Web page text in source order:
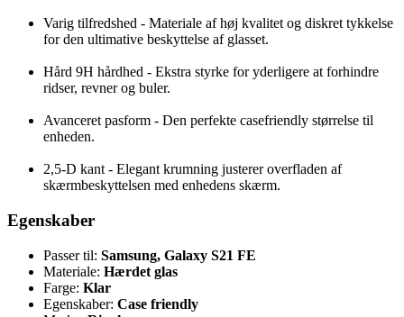
Varig tilfredshed - Materiale af høj kvalitet og diskret tykkelse
for den ultimative beskyttelse af glasset.
Hård 9H hårdhed - Ekstra styrke for yderligere at forhindre
ridser, revner og buler.
Avanceret pasform - Den perfekte casefriendly størrelse til
enheden.
2,5-D kant - Elegant krumning justerer overfladen af ​
skærmbeskyttelsen med enhedens skærm.
Egenskaber
Passer til: Samsung, Galaxy S21 FE
Materiale: Hærdet glas
Farge: Klar
Egenskaber: Case friendly